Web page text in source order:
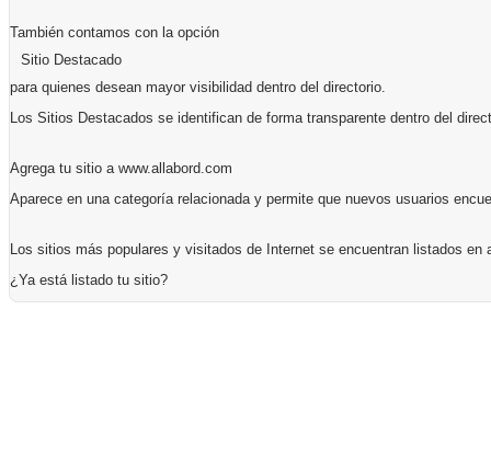
También contamos con la opción
Sitio Destacado
para quienes desean mayor visibilidad dentro del directorio.
Los Sitios Destacados se identifican de forma transparente dentro del
Agrega tu sitio a www.allabord.com
Aparece en una categoría relacionada y permite que nuevos usuarios
Los sitios más populares y visitados de Internet se encuentran listados en
¿Ya está listado tu sitio?